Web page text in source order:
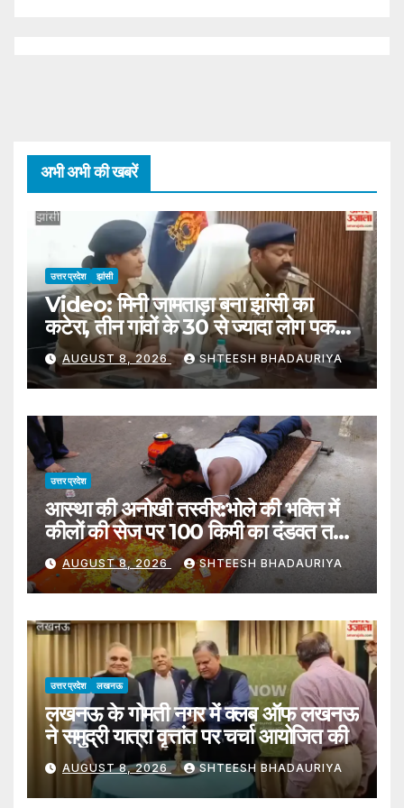
अभी अभी की खबरें
उत्तर प्रदेश झांसी
Video: मिनी जामताड़ा बना झांसी का
कटेरा, तीन गांवों के 30 से ज्यादा लोग पकड़े
गएAUGUST 8, 2026 SHTEESH BHADAURIYA
उत्तर प्रदेश
आस्था की अनोखी तस्वीर:भोले की भक्ति में
कीलों की सेज पर 100 किमी का दंडवत तय
कर रहा सफर – Unique Spectacle
Of Faith: Undertaking 100-km
Journey Of Prostration On
Bed Of Nails Out Devotion To
Shiva
AUGUST 8, 2026 SHTEESH BHADAURIYA
उत्तर प्रदेश लखनऊ
लखनऊ के गोमती नगर में क्लब ऑफ लखनऊ
ने समुद्री यात्रा वृत्तांत पर चर्चा आयोजित की
AUGUST 8, 2026 SHTEESH BHADAURIYA